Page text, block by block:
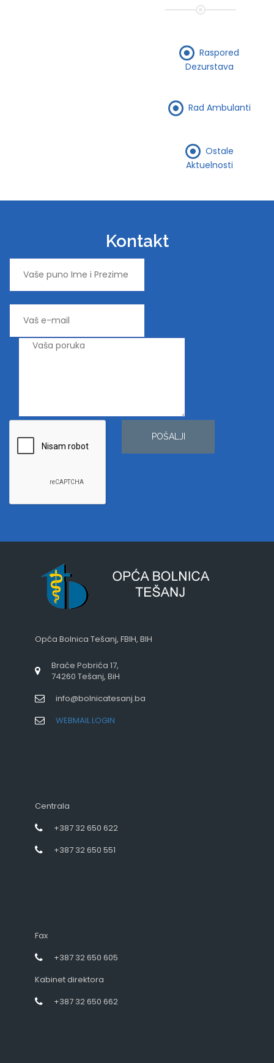
Raspored
Dezurstava
Rad Ambulanti
Ostale
Aktuelnosti
Kontakt
POŠALJI
Opća Bolnica Tešanj, FBIH, BIH
Braće Pobrića 17,
74260 Tešanj, BiH
info@bolnicatesanj.ba
WEBMAIL LOGIN
Centrala
+387 32 650 622
+387 32 650 551
Fax
+387 32 650 605
Kabinet direktora
+387 32 650 662